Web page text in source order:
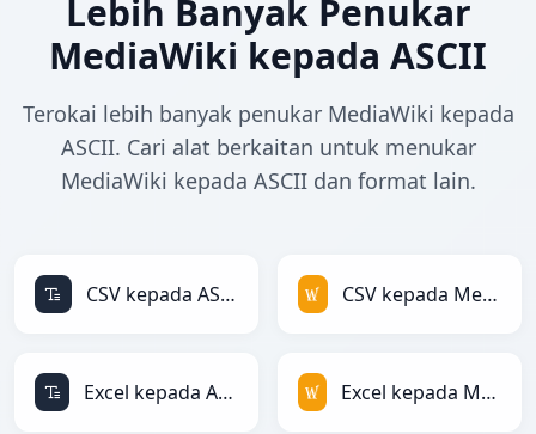
Lebih Banyak Penukar
MediaWiki kepada ASCII
Terokai lebih banyak penukar MediaWiki kepada
ASCII. Cari alat berkaitan untuk menukar
MediaWiki kepada ASCII dan format lain.
CSV kepada ASCII CSV kepada MediaWiki
Excel kepada ASCII Excel kepada MediaWiki